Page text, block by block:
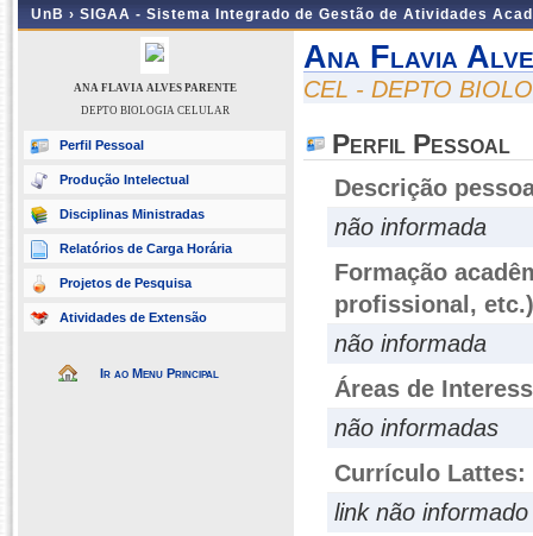
UnB › SIGAA - Sistema Integrado de Gestão de Atividades
ANA FLAVIA ALVES PARENTE
DEPTO BIOLOGIA CELULAR
Perfil Pessoal
Produção Intelectual
Disciplinas Ministradas
Relatórios de Carga Horária
Projetos de Pesquisa
Atividades de Extensão
Ir ao Menu Principal
Ana Flavia
CEL - DEPTO
Perfil Pessoal
Descrição
não informada
Formação
profissional, etc.)
não informada
Áreas de
não informadas
Currículo Lattes:
link não informado